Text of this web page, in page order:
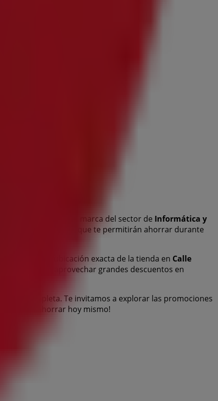
de esta destacada marca del sector de Informática y
de calidad que te permitirán ahorrar durante
y la ubicación exacta de la tienda en Calle
recientes y aprovechar grandes descuentos en
completa. Te invitamos a explorar las promociones
empieza a ahorrar hoy mismo!